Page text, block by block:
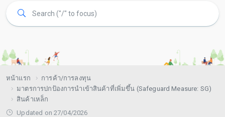
หน้าแรก
การค้า/การลงทุน
มาตรการปกป้องการนำเข้าสินค้าที่เพิ่มขึ้น (Safeguard Measure: SG)
สินค้าเหล็ก
Updated on 27/04/2026